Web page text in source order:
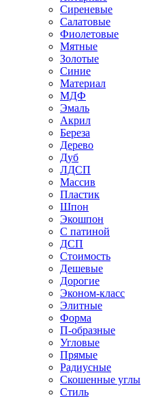
Сиреневые
Салатовые
Фиолетовые
Мятные
Золотые
Синие
Материал
МДФ
Эмаль
Акрил
Береза
Дерево
Дуб
ЛДСП
Массив
Пластик
Шпон
Экошпон
С патиной
ДСП
Стоимость
Дешевые
Дорогие
Эконом-класс
Элитные
Форма
П-образные
Угловые
Прямые
Радиусные
Скошенные углы
Стиль